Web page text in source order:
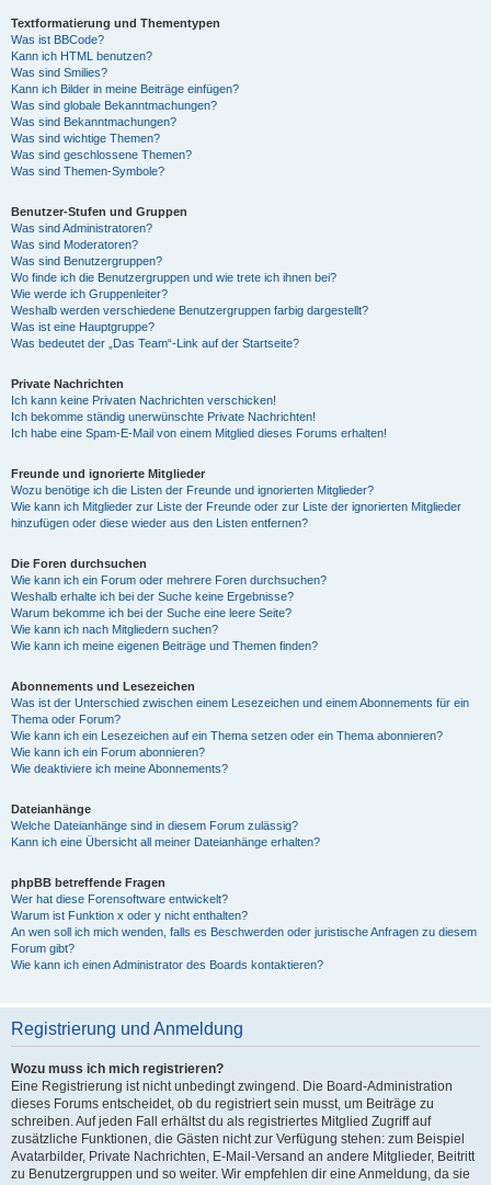
Textformatierung und Thementypen
Was ist BBCode?
Kann ich HTML benutzen?
Was sind Smilies?
Kann ich Bilder in meine Beiträge einfügen?
Was sind globale Bekanntmachungen?
Was sind Bekanntmachungen?
Was sind wichtige Themen?
Was sind geschlossene Themen?
Was sind Themen-Symbole?
Benutzer-Stufen und Gruppen
Was sind Administratoren?
Was sind Moderatoren?
Was sind Benutzergruppen?
Wo finde ich die Benutzergruppen und wie trete ich ihnen bei?
Wie werde ich Gruppenleiter?
Weshalb werden verschiedene Benutzergruppen farbig dargestellt?
Was ist eine Hauptgruppe?
Was bedeutet der „Das Team“-Link auf der Startseite?
Private Nachrichten
Ich kann keine Privaten Nachrichten verschicken!
Ich bekomme ständig unerwünschte Private Nachrichten!
Ich habe eine Spam-E-Mail von einem Mitglied dieses Forums erhalten!
Freunde und ignorierte Mitglieder
Wozu benötige ich die Listen der Freunde und ignorierten Mitglieder?
Wie kann ich Mitglieder zur Liste der Freunde oder zur Liste der ignorierten Mitglieder
hinzufügen oder diese wieder aus den Listen entfernen?
Die Foren durchsuchen
Wie kann ich ein Forum oder mehrere Foren durchsuchen?
Weshalb erhalte ich bei der Suche keine Ergebnisse?
Warum bekomme ich bei der Suche eine leere Seite?
Wie kann ich nach Mitgliedern suchen?
Wie kann ich meine eigenen Beiträge und Themen finden?
Abonnements und Lesezeichen
Was ist der Unterschied zwischen einem Lesezeichen und einem Abonnements für ein
Thema oder Forum?
Wie kann ich ein Lesezeichen auf ein Thema setzen oder ein Thema abonnieren?
Wie kann ich ein Forum abonnieren?
Wie deaktiviere ich meine Abonnements?
Dateianhänge
Welche Dateianhänge sind in diesem Forum zulässig?
Kann ich eine Übersicht all meiner Dateianhänge erhalten?
phpBB betreffende Fragen
Wer hat diese Forensoftware entwickelt?
Warum ist Funktion x oder y nicht enthalten?
An wen soll ich mich wenden, falls es Beschwerden oder juristische Anfragen zu diesem
Forum gibt?
Wie kann ich einen Administrator des Boards kontaktieren?
Registrierung und Anmeldung
Wozu muss ich mich registrieren?
Eine Registrierung ist nicht unbedingt zwingend. Die Board-Administration
dieses Forums entscheidet, ob du registriert sein musst, um Beiträge zu
schreiben. Auf jeden Fall erhältst du als registriertes Mitglied Zugriff auf
zusätzliche Funktionen, die Gästen nicht zur Verfügung stehen: zum Beispiel
Avatarbilder, Private Nachrichten, E-Mail-Versand an andere Mitglieder, Beitritt
zu Benutzergruppen und so weiter. Wir empfehlen dir eine Anmeldung, da sie